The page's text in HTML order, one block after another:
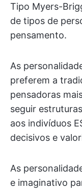
Tipo Myers-
de tipos de
pensamento.
As
preferem a
pensadoras
seguir
aos indivíduos
decisivos e
As
e imaginativo